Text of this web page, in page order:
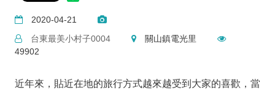
2020-04-21
台東最美小村子0004
關山鎮電光里
49902
近年來，貼近在地的旅行方式越來越受到大家的喜歡，當